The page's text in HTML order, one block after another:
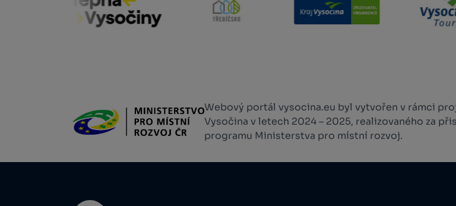
Webový portál vysocina.eu byl vytvořen v rámci
Vysočina v letech 2024 – 2025, realizovaného za
programu Ministerstva pro místní rozvoj.